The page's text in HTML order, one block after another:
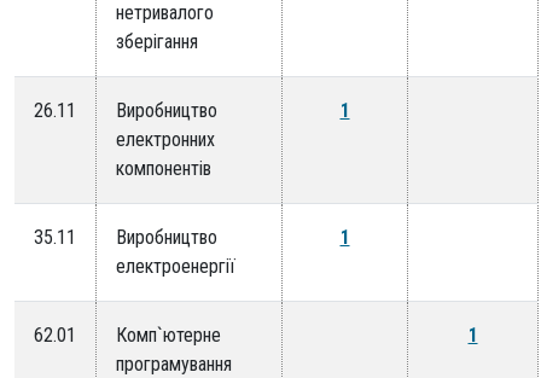
нетривалого
зберігання
26.11
Виробництво
електронних
компонентів
1
35.11
Виробництво
електроенергії
1
62.01
Комп`ютерне
програмування
1